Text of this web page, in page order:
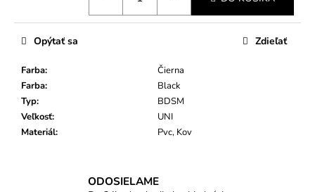
Farba:
Čierna
Farba:
Black
Typ:
BDSM
Veľkosť:
UNI
Materiál: Pvc, Kov
Opýtať sa Zdieľať
ODOSIELAME